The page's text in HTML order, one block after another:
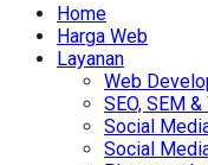
Home
Harga Web
Layanan
Web
SEO, SEM
Social
Social